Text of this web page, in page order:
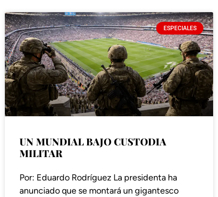
ESPECIALES
UN MUNDIAL BAJO CUSTODIA
MILITAR
Por: Eduardo Rodríguez La presidenta ha
anunciado que se montará un gigantesco